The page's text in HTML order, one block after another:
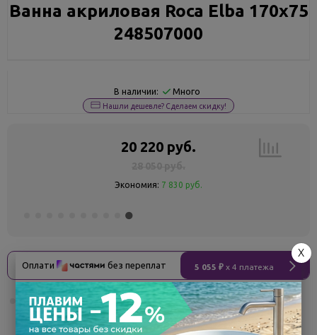
Ванна акриловая Roca Elba 170х75
248507000
В наличии: Много
Нашли дешевле? Сделаем скидку!
20 220 руб.
Экономия: 7 830 руб.
Оплати без переплат 5 055 ₽ x 4 платежа
Поделиться
X